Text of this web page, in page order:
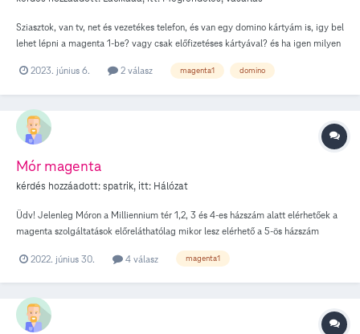
Sziasztok, van tv, net és vezetékes telefon, és van egy domino kártyám is, igy bel
lehet lépni a magenta 1-be? vagy csak előfizetéses kártyával? és ha igen milyen
2023. június 6.
2 válasz magenta1 domino
Mór magenta
kérdés hozzáadott:spatrik, itt: Hálózat
Üdv! Jelenleg Móron a Milliennium tér 1,2, 3 és 4-es házszám alatt elérhetőek a
magenta szolgáltatások előreláthatólag mikor lesz elérhető a 5-ös házszám
Előre is kösznöm!
2022. június 30. 4 válasz magenta1